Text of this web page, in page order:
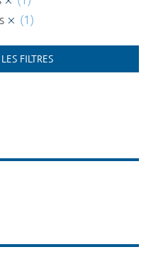
(1)
FILTRES